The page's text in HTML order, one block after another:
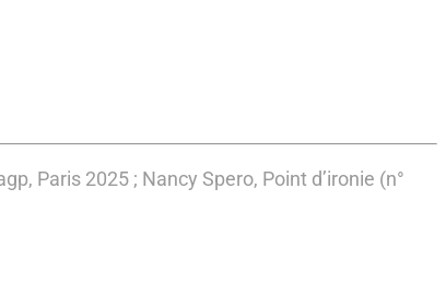
Paris 2025 ; Nancy Spero, Point d’ironie (n°